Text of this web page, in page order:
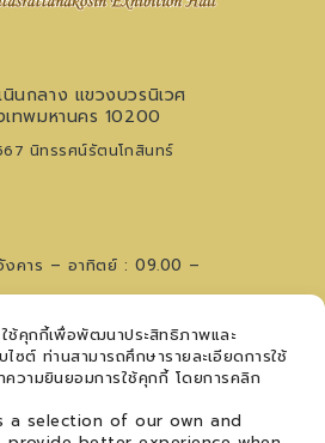
ช้คุกกี้เพื่อพัฒนาประสิทธิภาพและ
ซต์ ท่านสามารถศึกษารายละเอียดการใช้
วามยินยอมการใช้คุกกี้ โดยการคลิก
a selection of our own and
นกลาง แขวงบวรนิเวศ
เทพมหานคร 10200
นิทรรศน์รัตนโกสินทร์
งคาร – อาทิตย์ : 09.00 –
0044
ดงฯ 09 5476 5868